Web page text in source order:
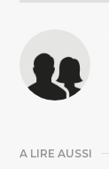
A LIRE AUSSI